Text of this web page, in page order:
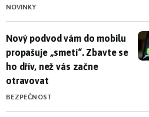
NOVINKY
Nový podvod vám do mobilu
Nový podvod vám do mobilu
propašuje „smetí“. Zbavte se
ho dřív, než vás začne
otravovat
BEZPEČNOST